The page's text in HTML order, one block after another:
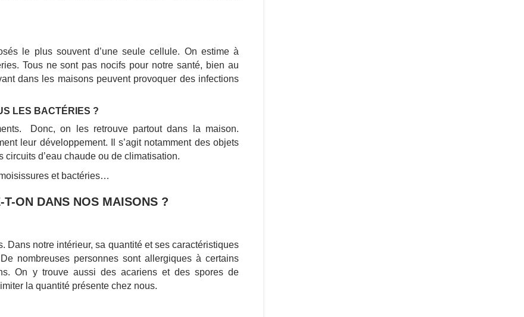
le plus souvent d’une seule cellule. On estime à
Tous ne sont pas nocifs pour notre santé, bien au
dans les maisons peuvent provoquer des infections
LES BACTÉRIES ?
Donc, on les retrouve partout dans la maison.
leur développement. Il s’agit notamment des objets
d’eau chaude ou de climatisation.
et bactéries…
ON DANS NOS MAISONS ?
Dans notre intérieur, sa quantité et ses caractéristiques
nombreuses personnes sont allergiques à certains
On y trouve aussi des acariens et des spores de
la quantité présente chez nous.